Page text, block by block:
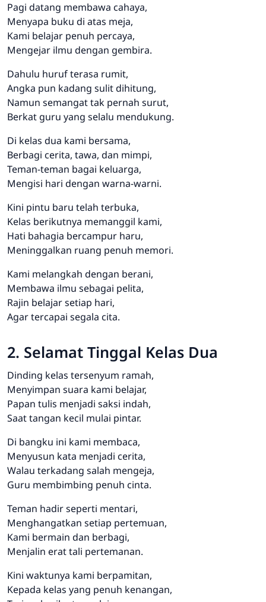
Pagi datang membawa cahaya,
Menyapa buku di atas meja,
Kami belajar penuh percaya,
Mengejar ilmu dengan gembira.
Dahulu huruf terasa rumit,
Angka pun kadang sulit dihitung,
Namun semangat tak pernah surut,
Berkat guru yang selalu mendukung.
Di kelas dua kami bersama,
Berbagi cerita, tawa, dan mimpi,
Teman-teman bagai keluarga,
Mengisi hari dengan warna-warni.
Kini pintu baru telah terbuka,
Kelas berikutnya memanggil kami,
Hati bahagia bercampur haru,
Meninggalkan ruang penuh memori.
Kami melangkah dengan berani,
Membawa ilmu sebagai pelita,
Rajin belajar setiap hari,
Agar tercapai segala cita.
2. Selamat Tinggal Kelas Dua
Dinding kelas tersenyum ramah,
Menyimpan suara kami belajar,
Papan tulis menjadi saksi indah,
Saat tangan kecil mulai pintar.
Di bangku ini kami membaca,
Menyusun kata menjadi cerita,
Walau terkadang salah mengeja,
Guru membimbing penuh cinta.
Teman hadir seperti mentari,
Menghangatkan setiap pertemuan,
Kami bermain dan berbagi,
Menjalin erat tali pertemanan.
Kini waktunya kami berpamitan,
Kepada kelas yang penuh kenangan,